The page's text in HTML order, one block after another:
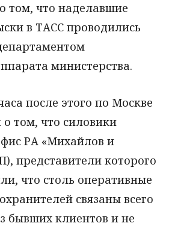
том, что наделавшие
в ТАСС проводились
министерства.
после этого по Москве
том, что силовики
РА «Михайлов и
представители которого
что столь оперативные
связаны всего
бывших клиентов и не